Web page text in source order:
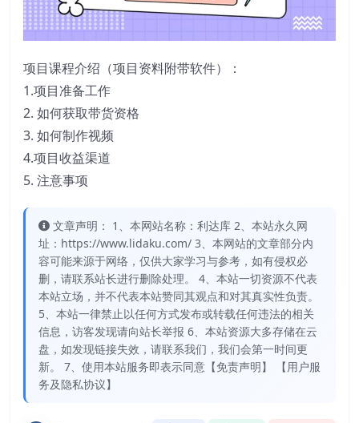
项目课程介绍（项目资料附带软件）：
1.项目准备工作
2. 如何获取带货资格
3. 如何制作视频
4.项目收益渠道
5. 注意事项
文章声明： 1、本网站名称：利达库 2、本站永久网
址：https://www.lidaku.com/ 3、本网站的文章部分内
容可能来源于网络，仅供大家学习与参考，如有侵权必
删，请联系站长进行删除处理。 4、本站一切资源不代表
本站立场，并不代表本站赞同其观点和对其真实性负责。
5、本站一律禁止以任何方式发布或转载任何违法的相关
信息，访客发现请向站长举报 6、本站资源大多存储在云
盘，如发现链接失效，请联系我们，我们会第一时间更
新。 7、使用本站服务即表示同意【免责声明】 【用户服
务及隐私协议】